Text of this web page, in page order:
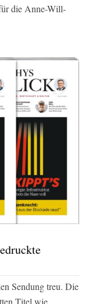
die Anne-Will-
Sendung treu. Die
Titel wie